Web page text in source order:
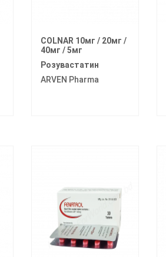
COLNAR 10мг / 20мг /
40мг / 5мг
Розувастатин
ARVEN Pharma